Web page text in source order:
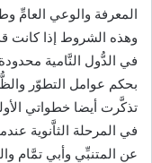
المعرفة والوعي العامِّ
وهذه الشروط إذا كانت
في الدُّول النَّامية
بحكم عوامل التطوّر
تذكَّرت أيضا خطواتي
في المرحلة الثاَّنوية
عن المتنبِّي وأبي تمَّام